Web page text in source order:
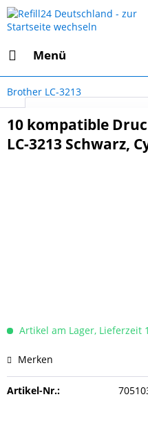
Menü
Brother LC-3213
10 kompatible
LC-3213 Schwarz,
Artikel am Lager, Lieferzeit
Merken
Artikel-Nr.: